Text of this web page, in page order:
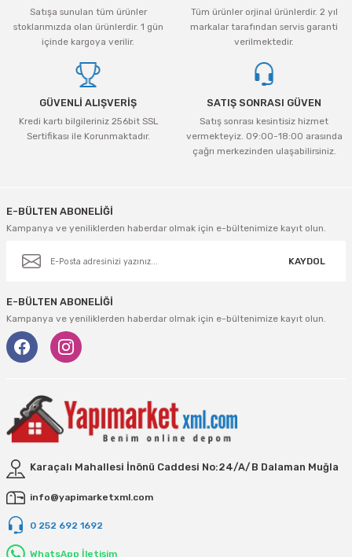
Satışa sunulan tüm ürünler
stoklarımızda olan ürünlerdir. 1 gün
içinde kargoya verilir.
Tüm ürünler orjinal ürünlerdir. 2 yıl
markalar tarafından servis garanti
verilmektedir.
GÜVENLİ ALIŞVERİŞ
Kredi kartı bilgileriniz 256bit SSL
Sertifikası ile Korunmaktadır.
SATIŞ SONRASI GÜVEN
Satış sonrası kesintisiz hizmet
vermekteyiz. 09:00-18:00 arasında
çağrı merkezinden ulaşabilirsiniz.
E-BÜLTEN ABONELİĞİ
Kampanya ve yeniliklerden haberdar olmak için e-bültenimize kayıt olun.
KAYDOL
E-BÜLTEN ABONELİĞİ
Kampanya ve yeniliklerden haberdar olmak için e-bültenimize kayıt olun.
Karaçalı Mahallesi İnönü Caddesi No:24/A/B Dalaman Muğla
info@yapimarketxml.com
0 252 692 1692
WhatsApp İletişim